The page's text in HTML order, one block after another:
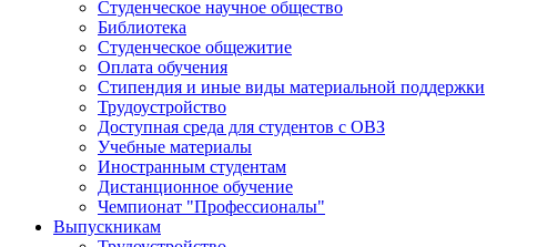
Студенческое научное общество
Библиотека
Студенческое общежитие
Оплата обучения
Стипендия и иные виды материальной поддержки
Трудоустройство
Доступная среда для студентов с ОВЗ
Учебные материалы
Иностранным студентам
Дистанционное обучение
Чемпионат "Профессионалы"
Выпускникам